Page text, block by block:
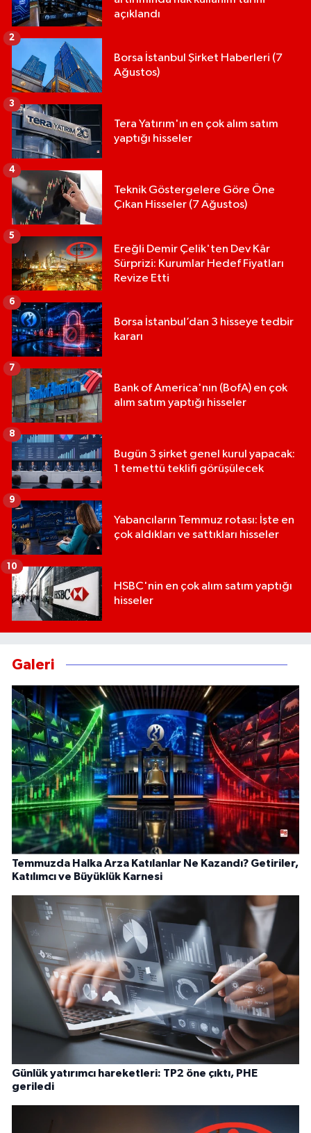
açıklandı
Borsa İstanbul Şirket Haberleri (7
Ağustos)
2
Tera Yatırım'ın en çok alım satım
yaptığı hisseler
3
Teknik Göstergelere Göre Öne
Çıkan Hisseler (7 Ağustos)
4
Ereğli Demir Çelik'ten Dev Kâr
Sürprizi: Kurumlar Hedef Fiyatları
Revize Etti
5
Borsa İstanbul’dan 3 hisseye tedbir
kararı
6
Bank of America'nın (BofA) en çok
alım satım yaptığı hisseler
7
Bugün 3 şirket genel kurul yapacak:
1 temettü teklifi görüşülecek
8
Yabancıların Temmuz rotası: İşte en
çok aldıkları ve sattıkları hisseler
9
HSBC'nin en çok alım satım yaptığı
hisseler
10
Galeri
Temmuzda Halka Arza Katılanlar Ne Kazandı? Getiriler,
Katılımcı ve Büyüklük Karnesi
Günlük yatırımcı hareketleri: TP2 öne çıktı, PHE
geriledi